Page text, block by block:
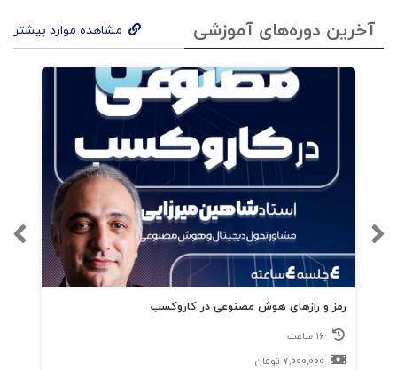
آخرین دوره‌های آموزشی مشاهده موارد بیشتر
رمز و رازهای هوش مصنوعی در کاروکسب
7,000,000 تومان